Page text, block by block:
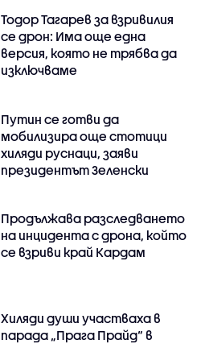
Тодор Тагарев за взривилия
се дрон: Има още една
версия, която не трябва да
изключваме
Путин се готви да
мобилизира още стотици
хиляди руснаци, заяви
президентът Зеленски
Продължава разследването
на инцидента с дрона, който
се взриви край Кардам
Хиляди души участваха в
парада „Прага Прайд“ в